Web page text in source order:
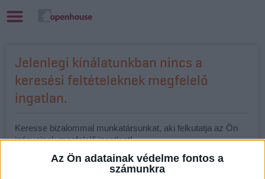
Az Ön adatainak védelme fontos a
számunkra
Jelenlegi kínálatunkban nincs a
keresési feltételeknek megfelelő
ingatlan.
Keresse bizalommal munkatársunkat, aki felkutatja az Ön
igényeinek megfelelő ingatlant!
Katona László